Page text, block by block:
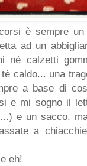
è sempre
ad un
né calzetti
caldo... una
a base di
e mi sogno il
e un sacco,
a
eh!